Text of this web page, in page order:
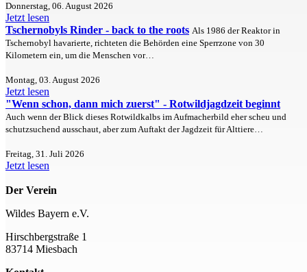
Donnerstag, 06. August 2026
Jetzt lesen
Tschernobyls Rinder - back to the roots Als 1986 der Reaktor in
Tschernobyl havarierte, richteten die Behörden eine Sperrzone von 30
Kilometern ein, um die Menschen vor…
Montag, 03. August 2026
Jetzt lesen
"Wenn schon, dann mich zuerst" - Rotwildjagdzeit beginnt
Auch wenn der Blick dieses Rotwildkalbs im Aufmacherbild eher scheu und
schutzsuchend ausschaut, aber zum Auftakt der Jagdzeit für Alttiere…
Freitag, 31. Juli 2026
Jetzt lesen
Der Verein
Wildes Bayern e.V.
Hirschbergstraße 1
83714 Miesbach